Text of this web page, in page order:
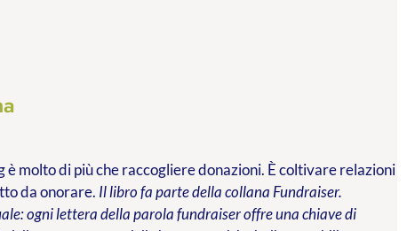
molto di più che raccogliere donazioni. È coltivare relazioni
da onorare. Il libro fa parte della collana Fundraiser.
ogni lettera della parola fundraiser offre una chiave di